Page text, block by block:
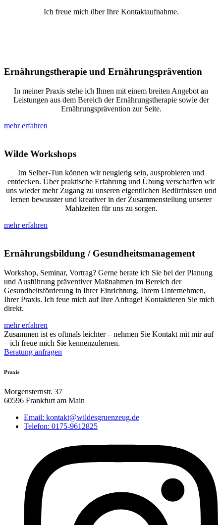
Ich freue mich über Ihre Kontaktaufnahme.
Ernährungstherapie und Ernährungsprävention
In meiner Praxis stehe ich Ihnen mit einem breiten Angebot an
Leistungen aus dem Bereich der Ernährungstherapie sowie der
Ernährungsprävention zur Seite.
mehr erfahren
Wilde Workshops
Im Selber-Tun können wir neugierig sein, ausprobieren und
entdecken. Über praktische Erfahrung und Übung verschaffen wir
uns wieder mehr Zugang zu unseren eigentlichen Bedürfnissen und
lernen bewusster und kreativer in der Zusammenstellung unserer
Mahlzeiten für uns zu sorgen.
mehr erfahren
Ernährungsbildung / Gesundheitsmanagement
Workshop, Seminar, Vortrag? Gerne berate ich Sie bei der Planung
und Ausführung präventiver Maßnahmen im Bereich der
Gesundheitsförderung in Ihrer Einrichtung, Ihrem Unternehmen,
Ihrer Praxis. Ich feue mich auf Ihre Anfrage! Kontaktieren Sie mich
direkt.
mehr erfahren
Zusammen ist es oftmals leichter – nehmen Sie Kontakt mit mir auf
– ich freue mich Sie kennenzulernen.
Beratung anfragen
Praxis
Morgensternstr. 37
60596 Frankfurt am Main
Email: kontakt@wildesgruenzeug.de
Telefon: 0175-9612825